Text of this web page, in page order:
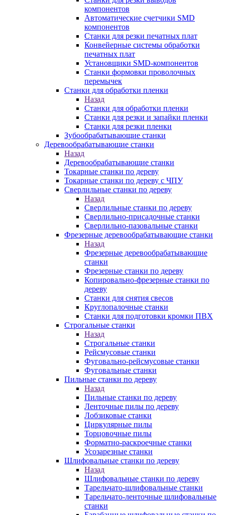
компонентов
Автоматические счетчики SMD
компонентов
Станки для резки печатных плат
Конвейерные системы обработки
печатных плат
Установщики SMD-компонентов
Станки формовки проволочных
перемычек
Станки для обработки пленки
Назад
Станки для обработки пленки
Станки для резки и запайки пленки
Станки для резки пленки
Зубообрабатывающие станки
Деревообрабатывающие станки
Назад
Деревообрабатывающие станки
Токарные станки по дереву
Токарные станки по дереву с ЧПУ
Сверлильные станки по дереву
Назад
Сверлильные станки по дереву
Сверлильно-присадочные станки
Сверлильно-пазовальные станки
Фрезерные деревообрабатывающие станки
Назад
Фрезерные деревообрабатывающие
станки
Фрезерные станки по дереву
Копировально-фрезерные станки по
дереву
Станки для снятия свесов
Круглопалочные станки
Станки для подготовки кромки ПВХ
Строгальные станки
Назад
Строгальные станки
Рейсмусовые станки
Фуговально-рейсмусовые станки
Фуговальные станки
Пильные станки по дереву
Назад
Пильные станки по дереву
Ленточные пилы по дереву
Лобзиковые станки
Циркулярные пилы
Торцовочные пилы
Форматно-раскроечные станки
Усозарезные станки
Шлифовальные станки по дереву
Назад
Шлифовальные станки по дереву
Тарельчато-шлифовальные станки
Тарельчато-ленточные шлифовальные
станки